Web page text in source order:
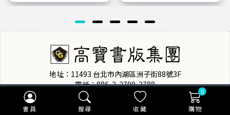
會員 搜尋 收藏
0
購物
地址：11493 台北市內湖區洲子街88號3F
電話：886-2-2799-2788
傳真：886-2-2799-0909